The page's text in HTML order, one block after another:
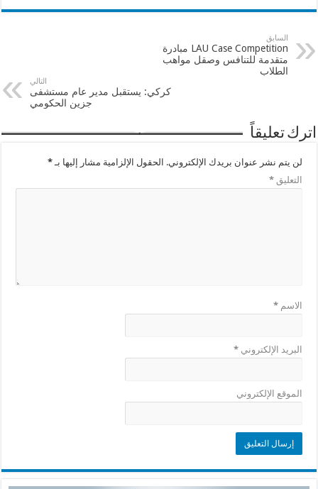
السابق
LAU Case Competition مبادرة
متقدمة للتنافس وصقل مواهب
الطلاب
التالي
كركي: يستقبل مدير عام مستشفى
جزين الحكومي
اترك تعليقاً
لن يتم نشر عنوان بريدك الإلكتروني. الحقول الإلزامية مشار إليها بـ*
التعليق*
الاسم*
البريد الإلكتروني*
الموقع الإلكتروني